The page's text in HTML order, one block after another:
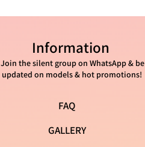
Join the silent group on WhatsApp & be
updated on models & hot promotions!
FAQ
GALLERY